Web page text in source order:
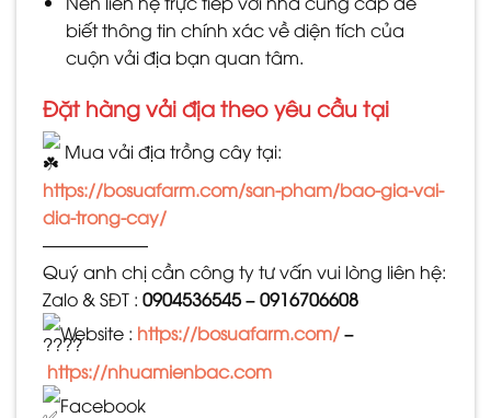
biết thông tin chính xác về diện tích của
cuộn vải địa bạn quan tâm.
Đặt hàng vải địa theo yêu cầu tại
Mua vải địa trồng cây tại:
https://bosuafarm.com/san-pham/bao-gia-vai-
dia-trong-cay/
——————
Quý anh chị cần công ty tư vấn vui lòng liên hệ:
Zalo & SĐT : 0904536545 – 0916706608
Website : https://bosuafarm.com/–
https://nhuamienbac.com
Facebook